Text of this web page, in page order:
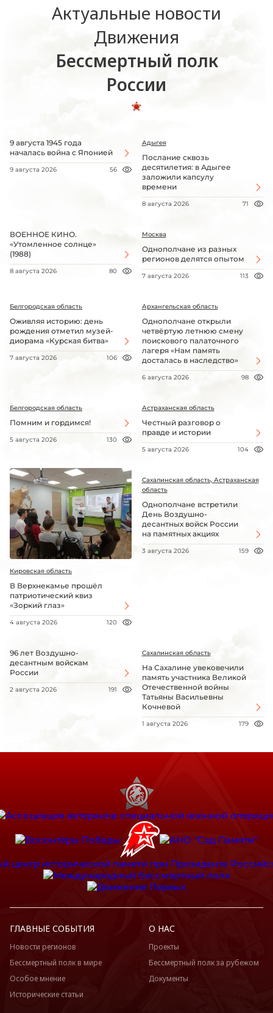
Актуальные новости
Движения
Бессмертный полк
России
9 августа 1945 года
началась война с Японией
9 августа 2026 56
Адыгея
Послание сквозь
десятилетия: в Адыгее
заложили капсулу
времени
8 августа 2026 71
ВОЕННОЕ КИНО.
«Утомленное солнце»
(1988)
8 августа 2026 80
Москва
Однополчане из разных
регионов делятся опытом
7 августа 2026 113
Белгородская область
Оживляя историю: день
рождения отметил музей-
диорама «Курская битва»
7 августа 2026 106
Архангельская область
Однополчане открыли
четвёртую летнюю смену
поискового палаточного
лагеря «Нам память
досталась в наследство»
6 августа 2026 98
Белгородская область
Помним и гордимся!
5 августа 2026 130
Астраханская область
Честный разговор о
правде и истории
5 августа 2026 104
Кировская область
В Верхнекамье прошёл
патриотический квиз
«Зоркий глаз»
4 августа 2026 120
Сахалинская область, Астраханская
область
Однополчане встретили
День Воздушно-
десантных войск России
на памятных акциях
3 августа 2026 159
96 лет Воздушно-
десантным войскам
России
2 августа 2026 191
Сахалинская область
На Сахалине увековечили
память участника Великой
Отечественной войны
Татьяны Васильевны
Кочневой
1 августа 2026 179
ГЛАВНЫЕ СОБЫТИЯ
Новости регионов
Бессмертный полк в мире
Особое мнение
Исторические статьи
О НАС
Проекты
Бессмертный полк за рубежом
Документы